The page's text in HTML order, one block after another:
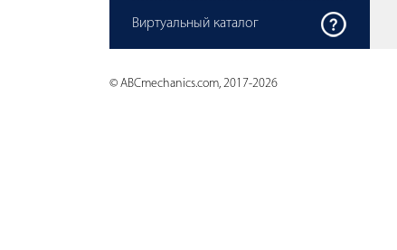
Виртуальный каталог
© ABCmechanics.com, 2017-2026